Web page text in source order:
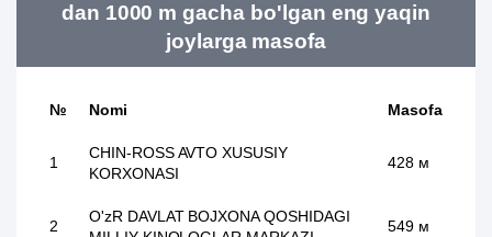
dan 1000 m gacha bo'lgan eng yaqin
joylarga masofa
№ Nomi Masofa
1
CHIN-ROSS AVTO XUSUSIY
KORXONASI
428 м
2
O'zR DAVLAT BOJXONA QOSHIDAGI
549 м